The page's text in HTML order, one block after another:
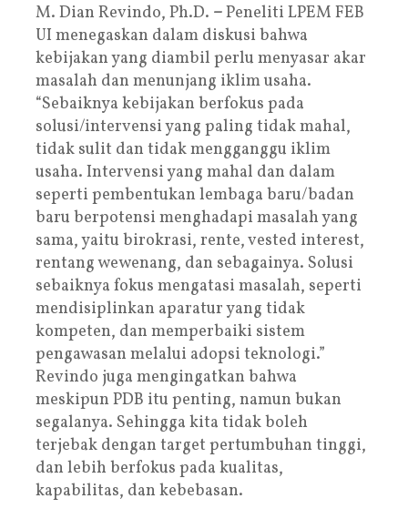
M. Dian Revindo, Ph.D. –Peneliti LPEM FEB
UI menegaskan dalam diskusi bahwa
kebijakan yang diambil perlu menyasar akar
masalah dan menunjang iklim usaha.
“Sebaiknya kebijakan berfokus pada
solusi/intervensi yang paling tidak mahal,
tidak sulit dan tidak mengganggu iklim
usaha. Intervensi yang mahal dan dalam
seperti pembentukan lembaga baru/badan
baru berpotensi menghadapi masalah yang
sama, yaitu birokrasi, rente, vested interest,
rentang wewenang, dan sebagainya. Solusi
sebaiknya fokus mengatasi masalah, seperti
mendisiplinkan aparatur yang tidak
kompeten, dan memperbaiki sistem
pengawasan melalui adopsi teknologi.”
Revindo juga mengingatkan bahwa
meskipun PDB itu penting, namun bukan
segalanya. Sehingga kita tidak boleh
terjebak dengan target pertumbuhan tinggi,
dan lebih berfokus pada kualitas,
kapabilitas, dan kebebasan.